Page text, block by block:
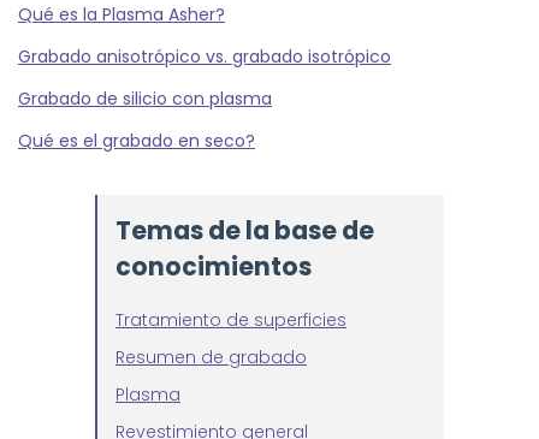
Temas de la base de
conocimientos
Tratamiento de superficies
Resumen de grabado
Plasma
Revestimiento general
Qué es la Plasma Asher?
Grabado anisotrópico vs. grabado isotrópico
Grabado de silicio con plasma
Qué es el grabado en seco?